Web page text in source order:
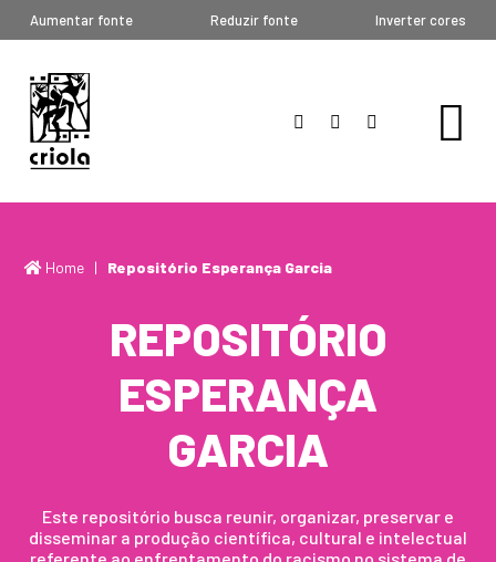
Aumentar fonte Reduzir fonte Inverter cores
Home | Repositório Esperança Garcia
REPOSITÓRIO
ESPERANÇA
GARCIA
Este repositório busca reunir, organizar, preservar e
disseminar a produção científica, cultural e intelectual